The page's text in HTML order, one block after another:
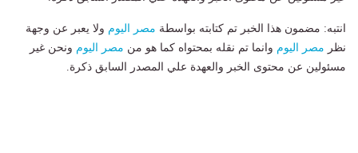
انتبه: مضمون هذا الخبر تم كتابته بواسطة مصر اليوم ولا يعبر عن وجهة
نظر مصر اليوم وانما تم نقله بمحتواه كما هو من مصر اليوم ونحن غير
مسئولين عن محتوى الخبر والعهدة علي المصدر السابق ذكرة.